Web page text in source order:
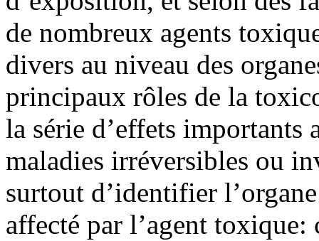
de nombreux agents
divers au niveau des
principaux rôles de la
la série d’effets
maladies irréversibles ou
surtout d’identifier
affecté par l’agent toxique: